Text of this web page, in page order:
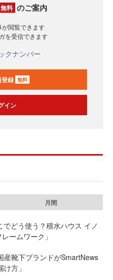
無料 のご案内
が閲覧できます
を受信できます
クナンバー
録 無料
イン
月間
どう使う？積水ハウス イノ
ームワーク」
産靴下ブランドがSmartNews
方」